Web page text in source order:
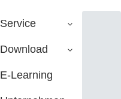
Service
Download
E-Learning